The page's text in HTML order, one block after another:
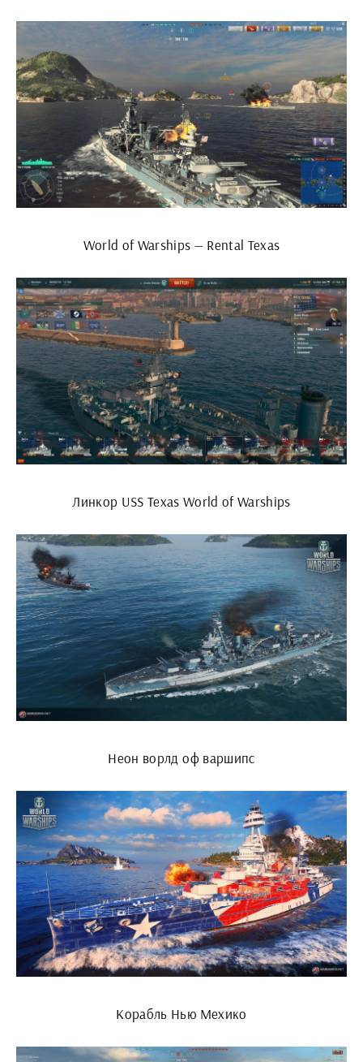
World of Warships — Rental Texas
Линкор USS Texas World of Warships
Неон ворлд оф варшипс
Корабль Нью Мехико